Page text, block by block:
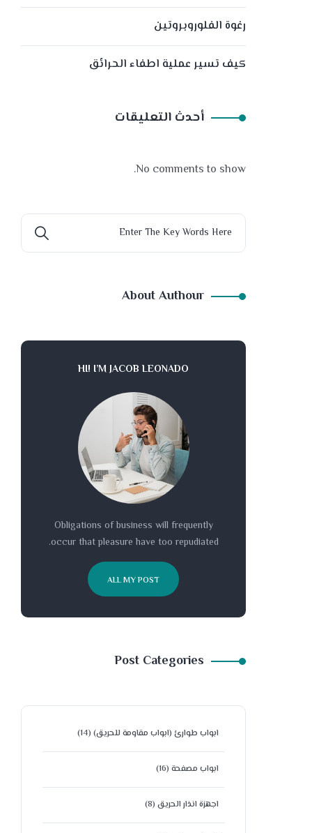
رغوة الفلوروبروتين
كيف تسير عملية اطفاء الحرائق
أحدث التعليقات
No comments to show.
About Authour
HI! I’M JACOB LEONADO
Obligations of business will frequently
occur that pleasure have too repudiated.
ALL MY POST
Post Categories
ابواب طوارئ (ابواب مقاومة للحريق) (14)
ابواب مصفحة (16)
اجهزة انذار الحريق (8)